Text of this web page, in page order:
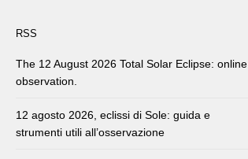
RSS
The 12 August 2026 Total Solar Eclipse: online
observation.
12 agosto 2026, eclissi di Sole: guida e
strumenti utili all’osservazione